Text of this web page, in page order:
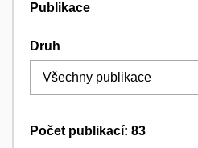
Publikace
Druh
Počet publikací: 83